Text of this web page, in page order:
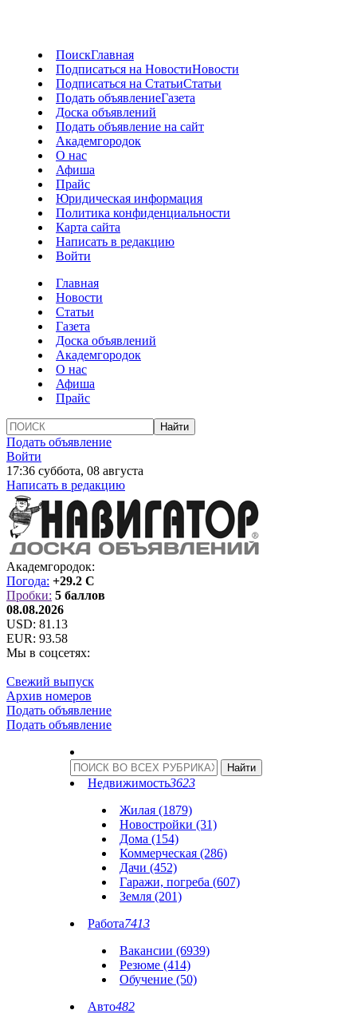
ПоискГлавная
Подписаться на НовостиНовости
Подписаться на СтатьиСтатьи
Подать объявлениеГазета
Доска объявлений
Подать объявление на сайт
Академгородок
О нас
Афиша
Прайс
Юридическая информация
Политика конфиденциальности
Карта сайта
Написать в редакцию
Войти
Главная
Новости
Статьи
Газета
Доска объявлений
Академгородок
О нас
Афиша
Прайс
Подать объявление
Войти
17:36 суббота, 08 августа
Написать в редакцию
Академгородок:
Погода: +29.2 C
Пробки: 5 баллов
08.08.2026
USD: 81.13
EUR: 93.58
Мы в соцсетях:
Свежий выпуск
Архив номеров
Подать объявление
Подать объявление
Недвижимость3623
Жилая (1879)
Новостройки (31)
Дома (154)
Коммерческая (286)
Дачи (452)
Гаражи, погреба (607)
Земля (201)
Работа7413
Вакансии (6939)
Резюме (414)
Обучение (50)
Авто482